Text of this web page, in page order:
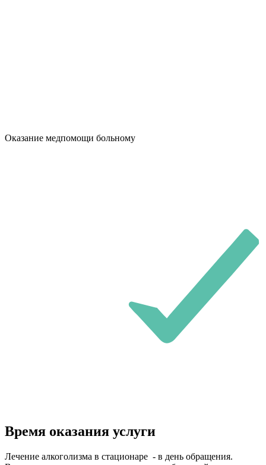
Оказание медпомощи больному
Время оказания услуги
Лечение алкоголизма в стационаре - в день обращения.